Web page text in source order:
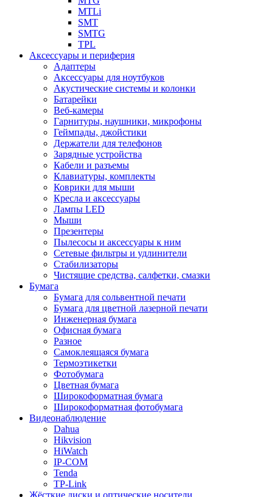
MTLi
SMT
SMTG
TPL
Аксессуары и периферия
Адаптеры
Аксессуары для ноутбуков
Акустические системы и колонки
Батарейки
Веб-камеры
Гарнитуры, наушники, микрофоны
Геймпады, джойстики
Держатели для телефонов
Зарядные устройства
Кабели и разъемы
Клавиатуры, комплекты
Коврики для мыши
Кресла и аксессуары
Лампы LED
Мыши
Презентеры
Пылесосы и аксессуары к ним
Сетевые фильтры и удлинители
Стабилизаторы
Чистящие средства, салфетки, смазки
Бумага
Бумага для сольвентной печати
Бумага для цветной лазерной печати
Инженерная бумага
Офисная бумага
Разное
Самоклеящаяся бумага
Термоэтикетки
Фотобумага
Цветная бумага
Широкоформатная бумага
Широкоформатная фотобумага
Видеонаблюдение
Dahua
Hikvision
HiWatch
IP-COM
Tenda
TP-Link
Жёсткие диски и оптические носители